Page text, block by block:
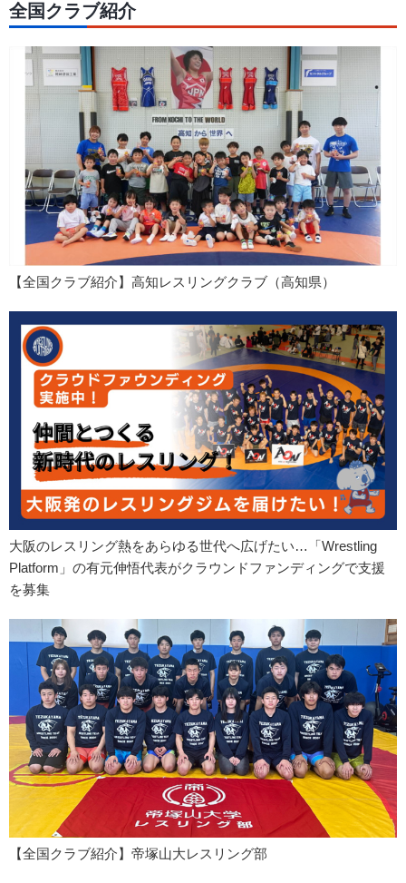
全国クラブ紹介
【全国クラブ紹介】高知レスリングクラブ（高知県）
大阪のレスリング熱をあらゆる世代へ広げたい…「Wrestling
Platform」の有元伸悟代表がクラウンドファンディングで支援
を募集
【全国クラブ紹介】帝塚山大レスリング部